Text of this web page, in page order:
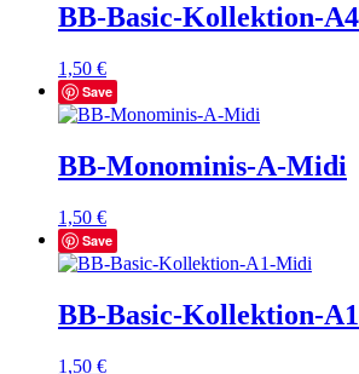
BB-Basic-Kollektion-
1,50 €
Save
BB-Monominis-A-Midi
1,50 €
Save
BB-Basic-Kollektion-
1,50 €